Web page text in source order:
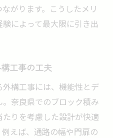
がります。こうしたメリ
によって最大限に引き出
工事の工夫
構工事には、機能性とデ
奈良県でのブロック積み
りを考慮した設計が快適
えば、通路の幅や門扉の